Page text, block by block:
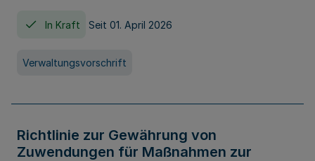
In Kraft Seit 01. April 2026
Verwaltungsvorschrift
Richtlinie zur Gewährung von
Zuwendungen für Maßnahmen zur